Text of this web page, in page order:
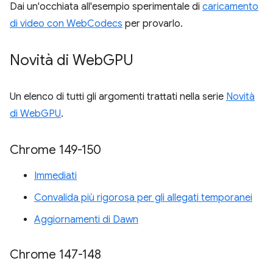
Dai un'occhiata all'esempio sperimentale di caricamento
di video con WebCodecs per provarlo.
Novità di WebGPU
Un elenco di tutti gli argomenti trattati nella serie Novità
di WebGPU.
Chrome 149-150
Immediati
Convalida più rigorosa per gli allegati temporanei
Aggiornamenti di Dawn
Chrome 147-148